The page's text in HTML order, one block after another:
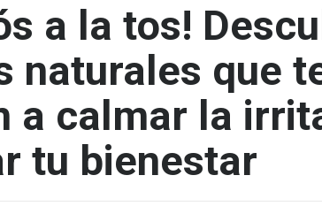
a la tos!
naturales que
a calmar la
tu bienestar